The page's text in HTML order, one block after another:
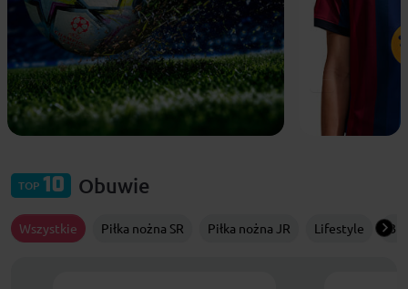
TOP 10 Obuwie
Wszystkie Piłka nożna SR Piłka nożna JR Lifestyle